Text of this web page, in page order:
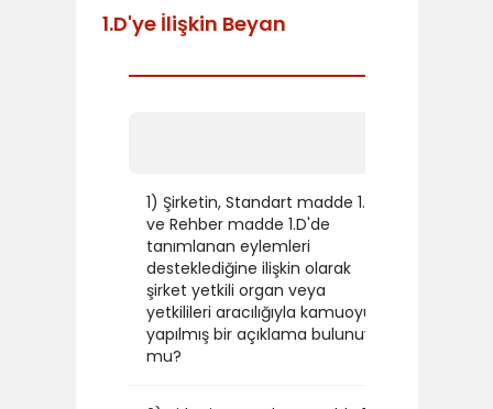
1.D'ye İlişkin Beyan
1) Şirketin, Standart madde 1.5
ve Rehber madde 1.D'de
tanımlanan eylemleri
desteklediğine ilişkin olarak
şirket yetkili organ veya
yetkilileri aracılığıyla kamuoyuna
yapılmış bir açıklama bulunuyor
mu?